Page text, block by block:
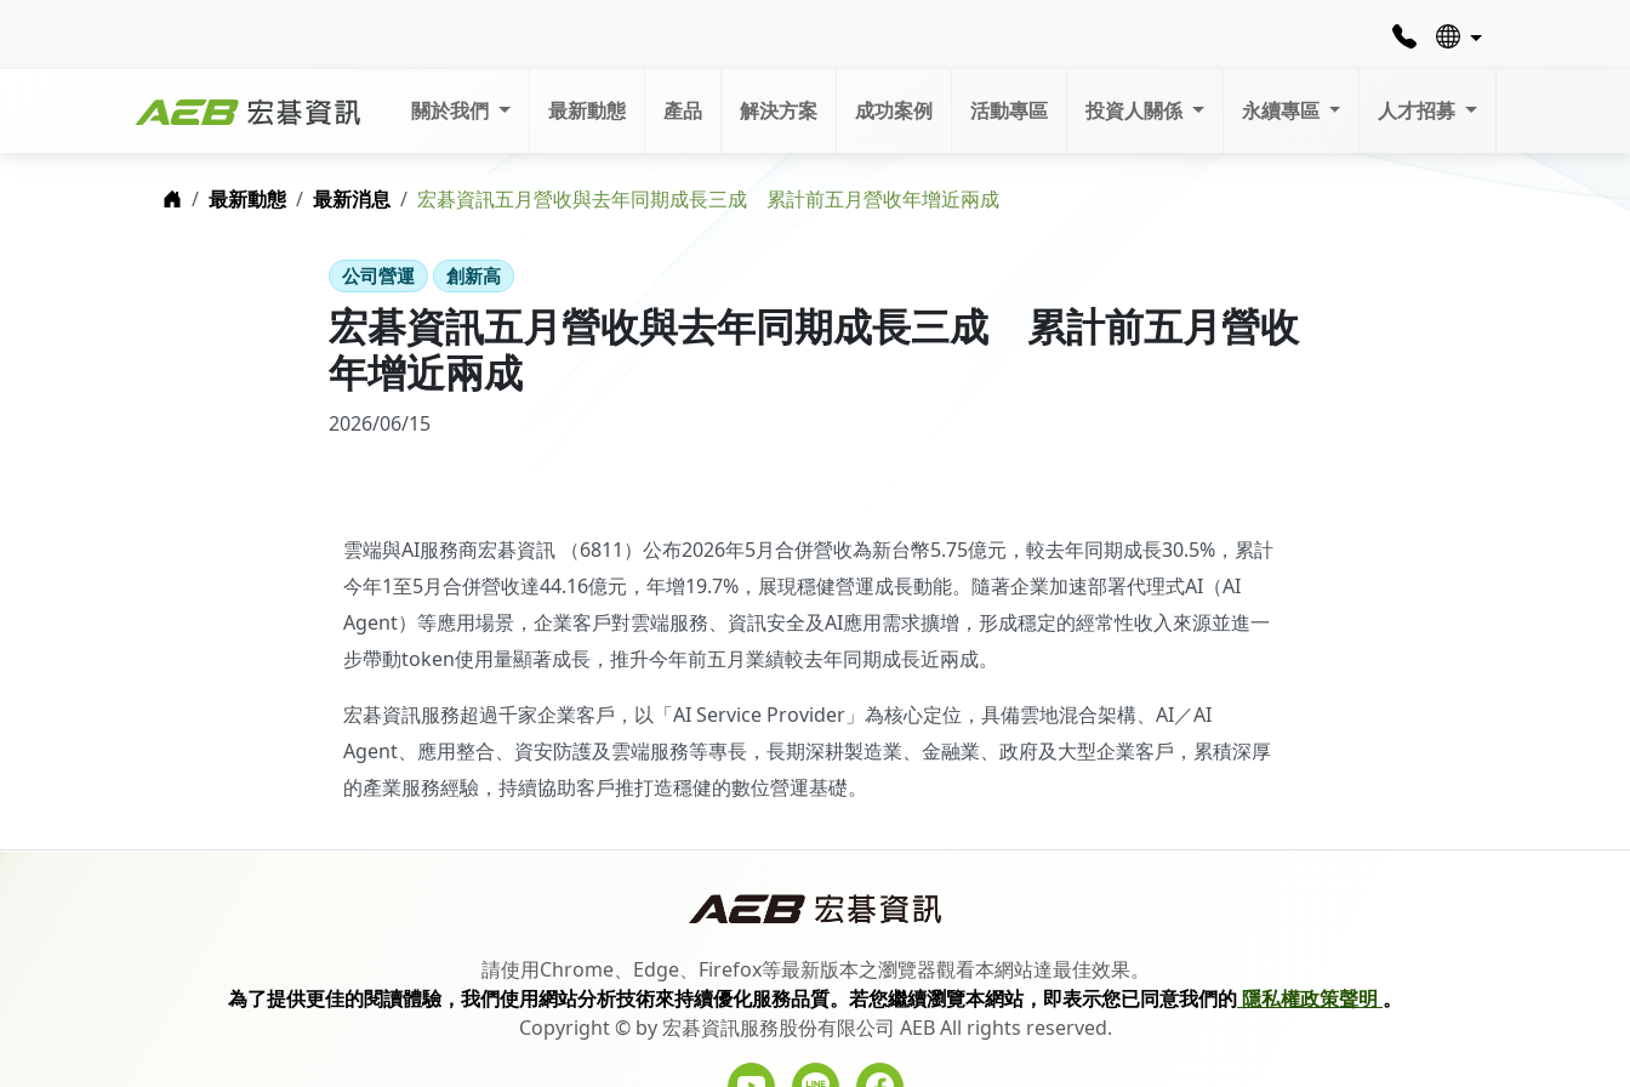
關於我們 最新動態 產品 解決方案 成功案例 活動專區 投資人關係 永續專區 人才招募
首頁最新動態 最新消息 宏碁資訊五月營收與去年同期成長三成 累計前五月營收年增近兩成
公司營運 創新高
宏碁資訊五月營收與去年同期成長三成 累計前五月營收
年增近兩成
2026/06/15
雲端與AI服務商宏碁資訊 （6811）公布2026年5月合併營收為新台幣5.75億元，較去年同期成長30.5%，累計
今年1至5月合併營收達44.16億元，年增19.7%，展現穩健營運成長動能。隨著企業加速部署代理式AI（AI
Agent）等應用場景，企業客戶對雲端服務、資訊安全及AI應用需求擴增，形成穩定的經常性收入來源並進一
步帶動token使用量顯著成長，推升今年前五月業績較去年同期成長近兩成。
宏碁資訊服務超過千家企業客戶，以「AI Service Provider」為核心定位，具備雲地混合架構、AI／AI
Agent、應用整合、資安防護及雲端服務等專長，長期深耕製造業、金融業、政府及大型企業客戶，累積深厚
的產業服務經驗，持續協助客戶推打造穩健的數位營運基礎。
請使用Chrome、Edge、Firefox等最新版本之瀏覽器觀看本網站達最佳效果。
為了提供更佳的閱讀體驗，我們使用網站分析技術來持續優化服務品質。若您繼續瀏覽本網站，即表示您已同意我們的隱私權政策聲明 。
Copyright © by 宏碁資訊服務股份有限公司 AEB All rights reserved.